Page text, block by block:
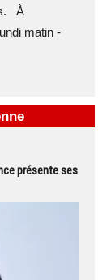
À
matin -
présente ses